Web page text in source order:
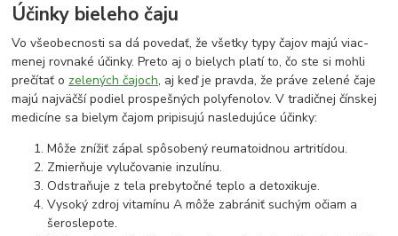
Účinky bieleho čaju
Vo všeobecnosti sa dá povedať, že všetky typy čajov majú viac-
menej rovnaké účinky. Preto aj o bielych platí to, čo ste si mohli
prečítať o zelených čajoch, aj keď je pravda, že práve zelené čaje
majú najväčší podiel prospešných polyfenolov. V tradičnej čínskej
medicíne sa bielym čajom pripisujú nasledujúce účinky:
Môže znížiť zápal spôsobený reumatoidnou artritídou.
Zmierňuje vylučovanie inzulínu.
Odstraňuje z tela prebytočné teplo a detoxikuje.
Vysoký zdroj vitamínu A môže zabrániť suchým očiam a
šeroslepote.